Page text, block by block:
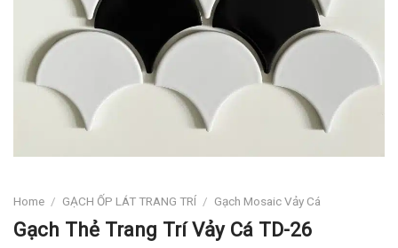
Home / GẠCH ỐP LÁT TRANG TRÍ / Gạch Mosaic Vảy Cá
Gạch Thẻ Trang Trí Vảy Cá TD-26